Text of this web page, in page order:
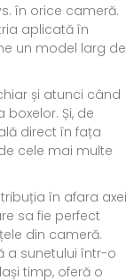
în orice cameră.
aplicată în
un model larg de
și atunci când
Și, de
direct în fața
cele mai multe
în afara axei
sa fie perfect
din cameră.
a sunetului într-o
timp, oferă o